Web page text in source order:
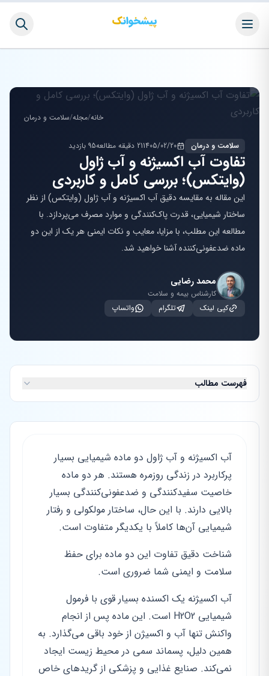
خانه/مجله/سلامت و درمان
سلامت و درمان 1405/02/2021 دقیقه مطالعه 95 بازدید
تفاوت آب اکسیژنه و آب ژاول
(وایتکس)؛ بررسی کامل و کاربردی
این مقاله به مقایسه دقیق آب اکسیژنه و آب ژاول (وایتکس) از نظر
ساختار شیمیایی، قدرت پاک‌کنندگی و موارد مصرف می‌پردازد. با
مطالعه این مطلب، با مزایا، معایب و نکات ایمنی هر یک از این دو
ماده ضدعفونی‌کننده آشنا خواهید شد.
محمد رضایی
کارشناس بیمه و سلامت
کپی لینک
تلگرام واتساپ
فهرست مطالب
آب اکسیژنه و آب ژاول دو ماده شیمیایی بسیار
پرکاربرد در زندگی روزمره هستند. هر دو ماده
خاصیت سفیدکنندگی و ضدعفونی‌کنندگی بسیار
بالایی دارند. با این حال، ساختار مولکولی و رفتار
شیمیایی آن‌ها کاملاً با یکدیگر متفاوت است.
شناخت دقیق تفاوت این دو ماده برای حفظ
سلامت و ایمنی شما ضروری است.
آب اکسیژنه یک اکسنده بسیار قوی با فرمول
شیمیایی H2O2 است. این ماده پس از انجام
واکنش تنها آب و اکسیژن از خود باقی می‌گذارد. به
همین دلیل، پسماند سمی در محیط زیست ایجاد
نمی‌کند. صنایع غذایی و پزشکی از گریدهای خاص